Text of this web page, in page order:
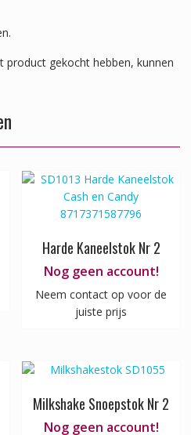
product gekocht hebben, kunnen
Harde Kaneelstok Nr 2
Nog geen account!
Neem contact op voor de
juiste prijs
Milkshake Snoepstok Nr 2
Nog geen account!